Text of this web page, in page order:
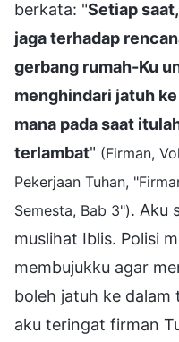
berkata: "Setiap
jaga terhadap
gerbang rumah-Ku
menghindari jatuh
mana pada saat
terlambat" (Firman,
Pekerjaan Tuhan,
Semesta, Bab 3"). Aku
muslihat Iblis. Polisi
membujukku agar
boleh jatuh ke dalam
aku teringat firman